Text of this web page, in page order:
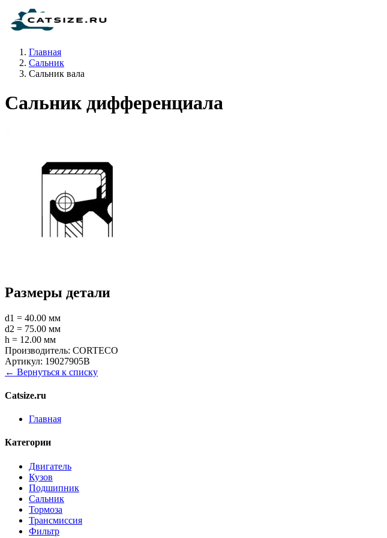
Главная
Сальник
Сальник вала
Сальник дифференциала
Размеры детали
d1 = 40.00 мм
d2 = 75.00 мм
h = 12.00 мм
Производитель: CORTECO
Артикул: 19027905B
← Вернуться к списку
Catsize.ru
Главная
Категории
Двигатель
Кузов
Подшипник
Сальник
Тормоза
Трансмиссия
Фильтр